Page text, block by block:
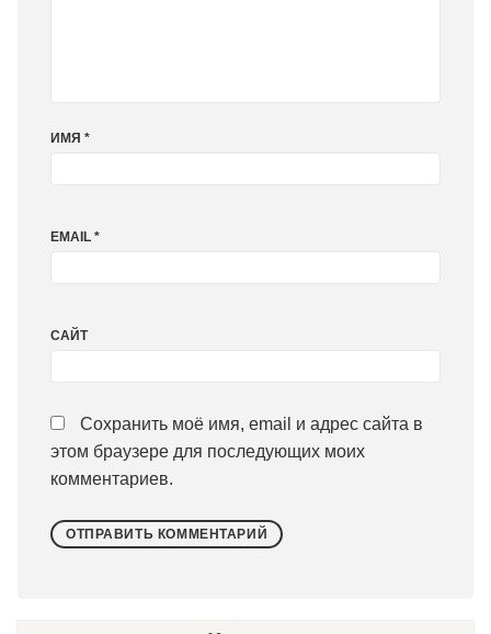
ИМЯ *
EMAIL *
САЙТ
Сохранить моё имя, email и адрес сайта в
этом браузере для последующих моих
комментариев.